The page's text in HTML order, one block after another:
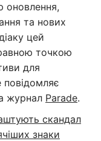
оновлення,
та нових
цей
точкою
для
повідомляє
журнал Parade.
скандал
знаки